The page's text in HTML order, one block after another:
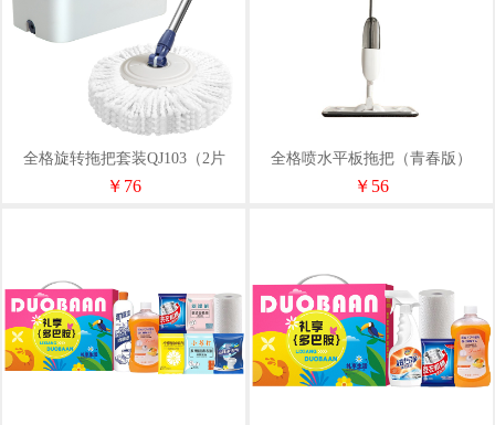
全格旋转拖把套装QJ103（2片
装）
￥76
全格喷水平板拖把（青春版）
QJ030501
￥56